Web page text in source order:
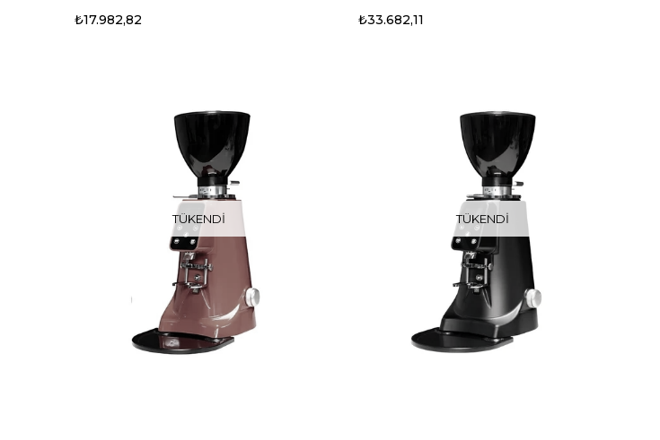
₺17.982,82 ₺33.682,11
TÜKENDI TÜKENDI